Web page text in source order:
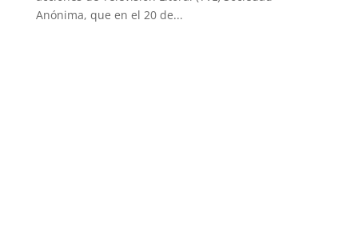
Anónima, que en el 20 de...